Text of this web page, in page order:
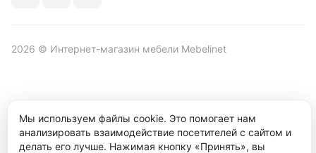
2026 © Интернет-магазин мебели Mebelinet
Политика обработки персональных данных
конфиденциальности
Продвижение сайта студияРекламный контент
Мы используем файлы cookie. Это помогает нам
анализировать взаимодействие посетителей с сайтом и
делать его лучше. Нажимая кнопку «Принять», вы